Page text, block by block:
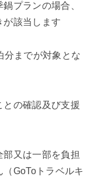
プランの場合、
が該当します
までが対象とな
との確認及び支援
部又は一部を負担
GoToトラベルキ